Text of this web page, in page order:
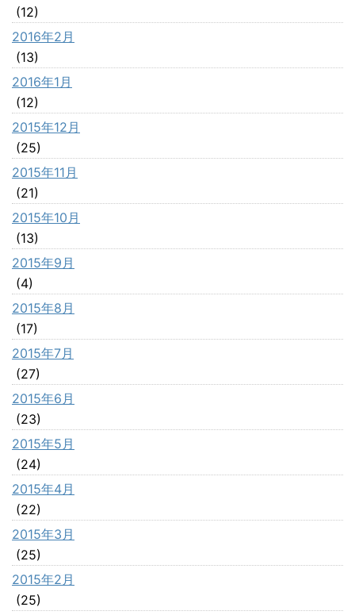
(12)
2016年2月
(13)
2016年1月
(12)
2015年12月
(25)
2015年11月
(21)
2015年10月
(13)
2015年9月
(4)
2015年8月
(17)
2015年7月
(27)
2015年6月
(23)
2015年5月
(24)
2015年4月
(22)
2015年3月
(25)
2015年2月
(25)